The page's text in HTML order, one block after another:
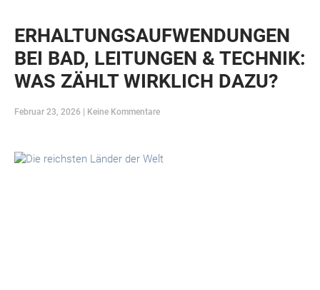
ERHALTUNGSAUFWENDUNGEN
BEI BAD, LEITUNGEN & TECHNIK:
WAS ZÄHLT WIRKLICH DAZU?
Februar 23, 2026 Keine Kommentare